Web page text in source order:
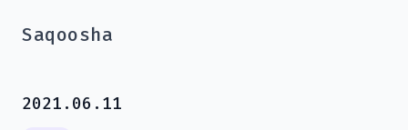
Saqoosha
2021.06.11